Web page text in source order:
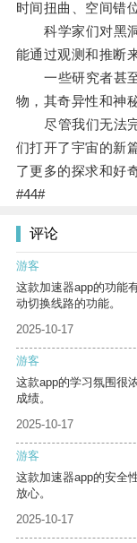
时间扭曲、空间错
科学家们对黑洞
能通过观测和推断
一些研究者甚至
物，其奇异性和神
尽管我们无法完
们打开了宇宙的新
了更多的探求和好奇
#44#
评论
游客
这款加速器app的功能
动切换线路的功能。
2025-10-17
游客
这款app的学习氛围很
成绩。
2025-10-17
游客
这款加速器app的安全
放心。
2025-10-17